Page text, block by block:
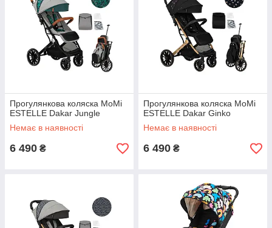
Прогулянкова коляска MoMi
ESTELLE Dakar Jungle
Немає в наявності
6 490 ₴
Прогулянкова коляска MoMi
ESTELLE Dakar Ginko
Немає в наявності
6 490 ₴